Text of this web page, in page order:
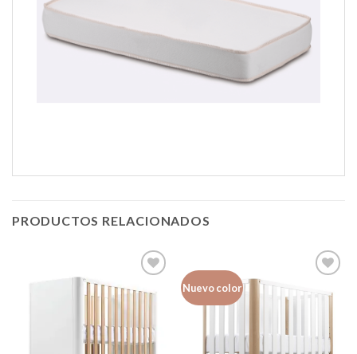
PRODUCTOS RELACIONADOS
a la
lista de
deseos
Nuevo color
lista de